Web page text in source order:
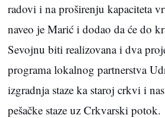
radovi i na proširenju kapaciteta
naveo je Marić i dodao da će do
Sevojnu biti realizovana i dva
programa lokalnog partnerstva
izgradnja staze ka staroj crkvi i
pešačke staze uz Crkvarski potok.